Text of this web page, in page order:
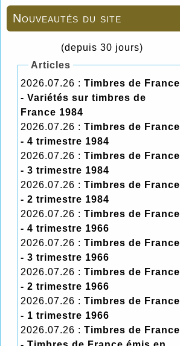
Nouveautés du site
(depuis 30 jours)
Articles
2026.07.26 : Timbres de France
- Variétés sur timbres de
France 1984
2026.07.26 : Timbres de France
- 4 trimestre 1984
2026.07.26 : Timbres de France
- 3 trimestre 1984
2026.07.26 : Timbres de France
- 2 trimestre 1984
2026.07.26 : Timbres de France
- 4 trimestre 1966
2026.07.26 : Timbres de France
- 3 trimestre 1966
2026.07.26 : Timbres de France
- 2 trimestre 1966
2026.07.26 : Timbres de France
- 1 trimestre 1966
2026.07.26 : Timbres de France